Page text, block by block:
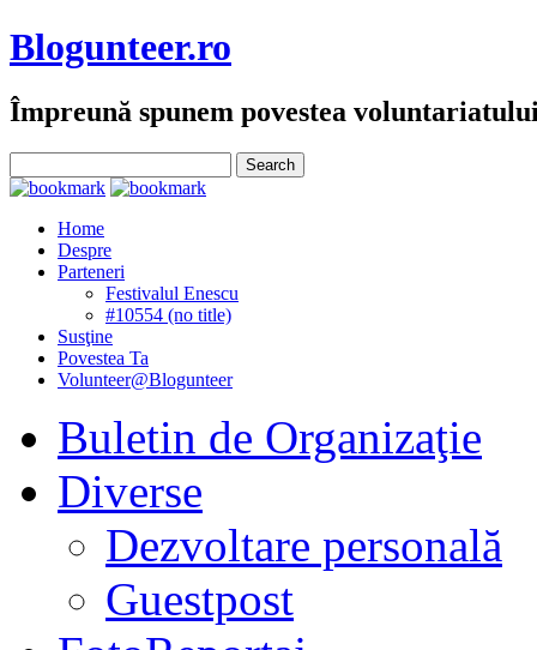
Blogunteer.ro
Împreună spunem povestea
Home
Despre
Parteneri
Festivalul Enescu
#10554 (no title)
Susţine
Povestea Ta
Volunteer@Blogunteer
Buletin de Organizaţie
Diverse
Dezvoltare personală
Guestpost